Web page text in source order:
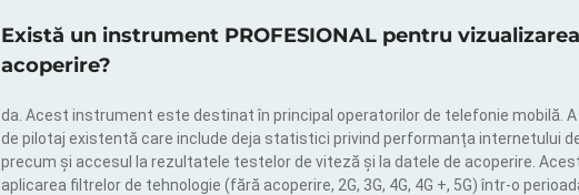
Există un instrument PROFESIONAL pentru
acoperire?
da. Acest instrument este destinat în principal operatorilor de telefonie mobilă.
de pilotaj existentă care include deja statistici privind performanța internetului
precum și accesul la rezultatele testelor de viteză și la datele de acoperire.
aplicarea filtrelor de tehnologie (fără acoperire, 2G, 3G, 4G, 4G +, 5G) într-o